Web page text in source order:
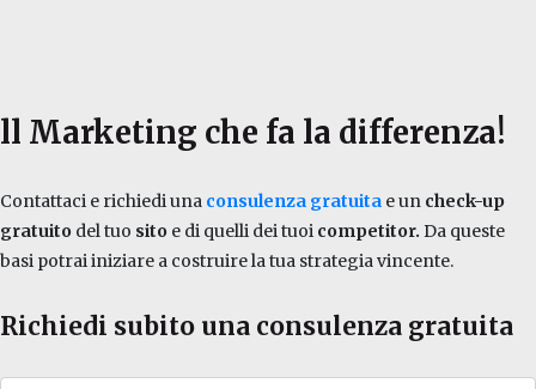
ll Marketing che fa la differenza!
Contattaci e richiedi una consulenza gratuita e un check-up
gratuito del tuo sito e di quelli dei tuoi competitor. Da queste
basi potrai iniziare a costruire la tua strategia vincente.
Richiedi subito una consulenza gratuita